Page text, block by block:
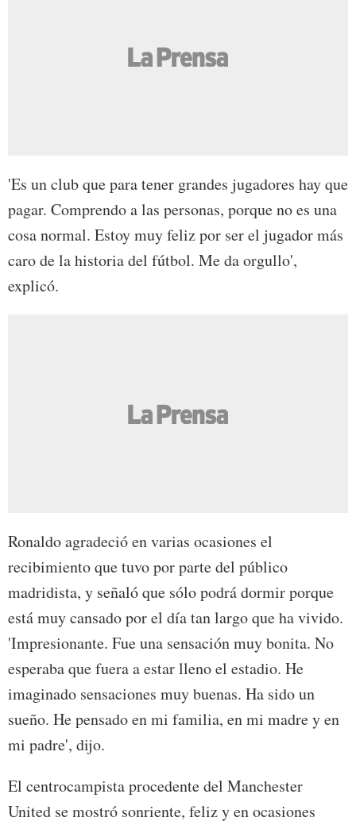
'Es un club que para tener grandes jugadores hay que
pagar. Comprendo a las personas, porque no es una
cosa normal. Estoy muy feliz por ser el jugador más
caro de la historia del fútbol. Me da orgullo',
explicó.
Ronaldo agradeció en varias ocasiones el
recibimiento que tuvo por parte del público
madridista, y señaló que sólo podrá dormir porque
está muy cansado por el día tan largo que ha vivido.
'Impresionante. Fue una sensación muy bonita. No
esperaba que fuera a estar lleno el estadio. He
imaginado sensaciones muy buenas. Ha sido un
sueño. He pensado en mi familia, en mi madre y en
mi padre', dijo.
El centrocampista procedente del Manchester
United se mostró sonriente, feliz y en ocasiones